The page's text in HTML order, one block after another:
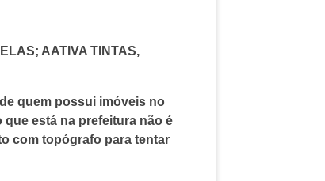
AATIVA TINTAS,
quem possui imóveis no
está na prefeitura não é
com topógrafo para tentar